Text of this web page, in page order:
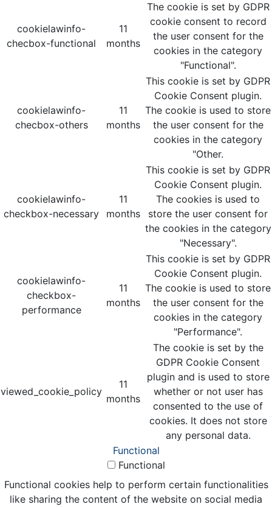
cookielawinfo-
checbox-functional
11
months
The cookie is set by GDPR
cookie consent to record
the user consent for the
cookies in the category
"Functional".
cookielawinfo-
checbox-others
11
months
This cookie is set by GDPR
Cookie Consent plugin.
The cookie is used to store
the user consent for the
cookies in the category
"Other.
cookielawinfo-
checkbox-necessary
11
months
This cookie is set by GDPR
Cookie Consent plugin.
The cookies is used to
store the user consent for
the cookies in the category
"Necessary".
cookielawinfo-
checkbox-
performance
11
months
This cookie is set by GDPR
Cookie Consent plugin.
The cookie is used to store
the user consent for the
cookies in the category
"Performance".
viewed_cookie_policy
11
months
The cookie is set by the
GDPR Cookie Consent
plugin and is used to store
whether or not user has
consented to the use of
cookies. It does not store
any personal data.
Functional
Functional
Functional cookies help to perform certain functionalities
like sharing the content of the website on social media